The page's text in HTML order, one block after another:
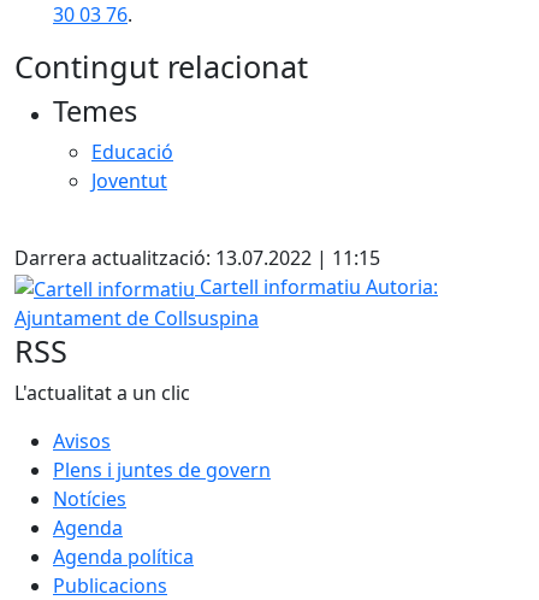
30 03 76.
Contingut relacionat
Temes
Educació
Joventut
Darrera actualització: 13.07.2022 | 11:15
Cartell informatiu
Cartell informatiu Autoria:
Ajuntament de Collsuspina
RSS
L'actualitat a un clic
Avisos
Plens i juntes de govern
Notícies
Agenda
Agenda política
Publicacions